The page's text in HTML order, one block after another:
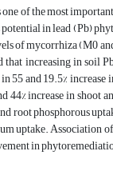
of the most
in lead (Pb)
of mycorrhiza (M0
that increasing in soil
55 and 19.5%
44% increase in shoot
root phosphorous
uptake. Association
in